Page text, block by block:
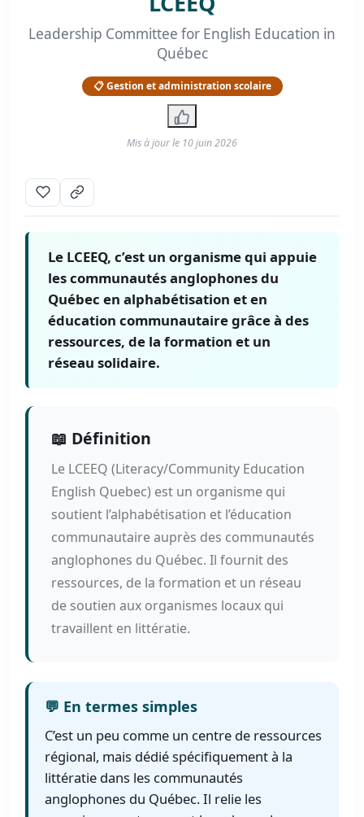
Leadership Committee for English Education in
Québec
📋 Gestion et administration scolaire
Mis à jour le 10 juin 2026
Le LCEEQ, c’est un organisme qui appuie
les communautés anglophones du
Québec en alphabétisation et en
éducation communautaire grâce à des
ressources, de la formation et un
réseau solidaire.
📖 Définition
Le LCEEQ (Literacy/Community Education
English Quebec) est un organisme qui
soutient l’alphabétisation et l’éducation
communautaire auprès des communautés
anglophones du Québec. Il fournit des
ressources, de la formation et un réseau
de soutien aux organismes locaux qui
travaillent en littératie.
💬 En termes simples
C’est un peu comme un centre de ressources
régional, mais dédié spécifiquement à la
littératie dans les communautés
anglophones du Québec. Il relie les